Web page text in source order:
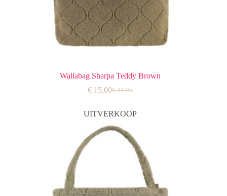
Wallabag Sharpa Teddy Brown
€44,95
Oorspronkelijke
was:
€15,00Huidige
is:
UITVERKOOP